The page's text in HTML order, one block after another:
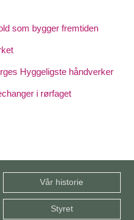
som bygger fremtiden
Hyggeligste håndverker
i rørfaget
Vår historie
Styret